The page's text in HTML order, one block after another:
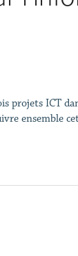
projets ICT
ensemble